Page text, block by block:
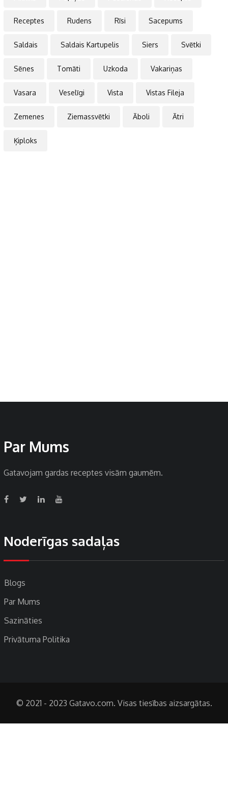
Receptes Rudens Rīsi Sacepums
Saldais Saldais Kartupelis Siers Svētki
Sēnes Tomāti Uzkoda Vakariņas
Vasara Veselīgi Vista Vistas Fileja
Zemenes Ziemassvētki Āboli Ātri
Ķiploks
Par Mums
Gatavojam gardas receptes visām gaumēm.
Noderīgas sadaļas
Blogs
Par Mums
Sazināties
Privātuma Politika
© 2021 - 2023 Gatavo.com. Visas tiesības aizsargātas.